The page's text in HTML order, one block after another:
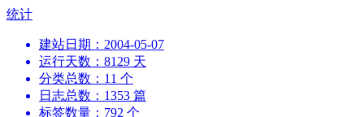
跳
统计
建站日期：2004-05-07
运行天数：8129 天
分类总数：11 个
日志总数：1353 篇
标签数量：792 个